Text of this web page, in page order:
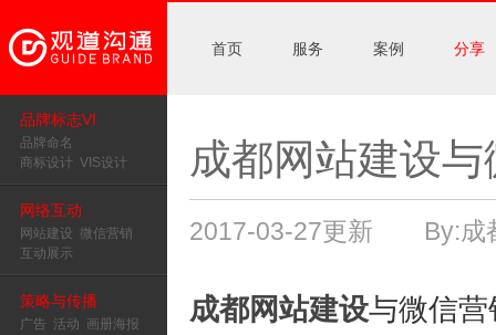
首页 服务 案例 分享
品牌标志VI
品牌命名
商标设计 VIS设计
网络互动
网站建设 微信营销
互动展示
策略与传播
广告 活动 画册海报
成都网站建设
2017-03-27更新 By:成
成都网站建设与微信营